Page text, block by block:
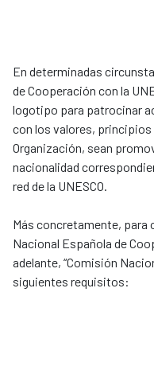
En determinadas
de Cooperación con la
logotipo para patrocinar
con los valores,
Organización, sean
nacionalidad
red de la UNESCO.
Más concretamente, para
Nacional Española de
adelante, “Comisión
siguientes requisitos: